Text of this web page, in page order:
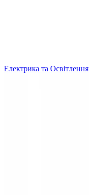
Електрика та Освітлення